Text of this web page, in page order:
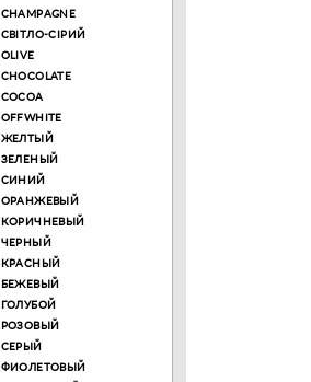
CHAMPAGNE
СВІТЛО-СІРИЙ
OLIVE
CHOCOLATE
COCOA
OFFWHITE
ЖЕЛТЫЙ
ЗЕЛЕНЫЙ
СИНИЙ
ОРАНЖЕВЫЙ
КОРИЧНЕВЫЙ
ЧЕРНЫЙ
КРАСНЫЙ
БЕЖЕВЫЙ
ГОЛУБОЙ
РОЗОВЫЙ
СЕРЫЙ
ФИОЛЕТОВЫЙ